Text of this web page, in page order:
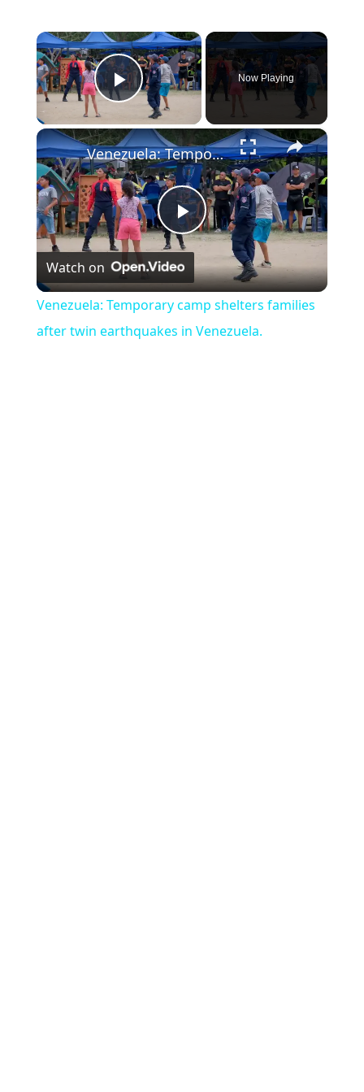
×
Play Video
Now Playing
×
Play Video
Venezuela: Temporary camp shelters families after twin earthquakes in Venezuela.
Watch on
Venezuela: Temporary camp shelters families
after twin earthquakes in Venezuela.